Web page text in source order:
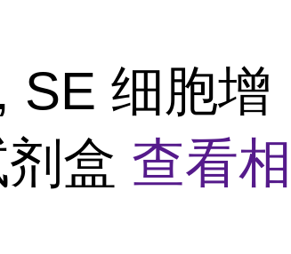
SE 细胞增
盒 查看相